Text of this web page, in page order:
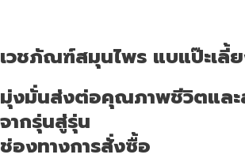
เวชภัณฑ์สมุนไพร แบแป๊ะเลี้
มุ่งมั่นส่งต่อคุณภาพชีวิตแล
จากรุ่นสู่รุ่น
ช่องทางการสั่งซื้อ